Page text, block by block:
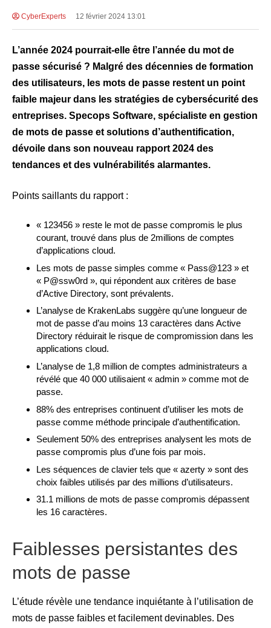
CyberExperts 12 février 2024 13:01
L’année 2024 pourrait-elle être l’année du mot de
passe sécurisé ? Malgré des décennies de formation
des utilisateurs, les mots de passe restent un point
faible majeur dans les stratégies de cybersécurité des
entreprises. Specops Software, spécialiste en gestion
de mots de passe et solutions d’authentification,
dévoile dans son nouveau rapport 2024 des
tendances et des vulnérabilités alarmantes.
Points saillants du rapport :
« 123456 » reste le mot de passe compromis le plus
courant, trouvé dans plus de 2millions de comptes
d’applications cloud.
Les mots de passe simples comme « Pass@123 » et
« P@ssw0rd », qui répondent aux critères de base
d’Active Directory, sont prévalents.
L’analyse de KrakenLabs suggère qu’une longueur de
mot de passe d’au moins 13 caractères dans Active
Directory réduirait le risque de compromission dans les
applications cloud.
L’analyse de 1,8 million de comptes administrateurs a
révélé que 40 000 utilisaient « admin » comme mot de
passe.
88% des entreprises continuent d’utiliser les mots de
passe comme méthode principale d’authentification.
Seulement 50% des entreprises analysent les mots de
passe compromis plus d’une fois par mois.
Les séquences de clavier tels que « azerty » sont des
choix faibles utilisés par des millions d’utilisateurs.
31.1 millions de mots de passe compromis dépassent
les 16 caractères.
Faiblesses persistantes des
mots de passe
L’étude révèle une tendance inquiétante à l’utilisation de
mots de passe faibles et facilement devinables. Des